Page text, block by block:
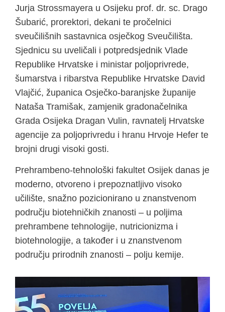
Jurja Strossmayera u Osijeku prof. dr. sc. Drago
Šubarić, prorektori, dekani te pročelnici
sveučilišnih sastavnica osječkog Sveučilišta.
Sjednicu su uveličali i potpredsjednik Vlade
Republike Hrvatske i ministar poljoprivrede,
šumarstva i ribarstva Republike Hrvatske David
Vlajčić, županica Osječko-baranjske županije
Nataša Tramišak, zamjenik gradonačelnika
Grada Osijeka Dragan Vulin, ravnatelj Hrvatske
agencije za poljoprivredu i hranu Hrvoje Hefer te
brojni drugi visoki gosti.
Prehrambeno-tehnološki fakultet Osijek danas je
moderno, otvoreno i prepoznatljivo visoko
učilište, snažno pozicionirano u znanstvenom
području biotehničkih znanosti – u poljima
prehrambene tehnologije, nutricionizma i
biotehnologije, a također i u znanstvenom
području prirodnih znanosti – polju kemije.